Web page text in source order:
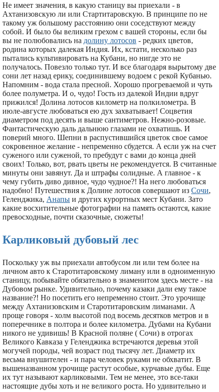
Не имеет значения, в какую станицу вы приехали - в
Ахтанизовскую ли или Стартитаровскую. В принципе по не
такому уж большому расстоянию они соседствуют между
собой. И было бы великим грехом с вашей стороны, если бы
вы не полюбовались на долину лотосов - редких цветов,
родина которых далекая Индия. Их, кстати, несколько раз
пытались культивировать на Кубани, но нигде это не
получалось. Повезло только тут. И все благодаря вырытому две
сони лет назад ерику, соединившему водоем с рекой Кубанью.
Напомним - вода стала пресной. Хорошо прогреваемой и чуть
более полуметра. И о, чудо! Гость из далекой Индии вдруг
прижился! Долина лотосов километр на полкилометра. В
июле-августе любоваться ею дух захватывает! Соцветия
диаметром под десять и выше сантиметров. Нежно-розовые.
Фантастическую даль дальнюю глазами не охватишь. И
поверий много. Шепни в распустившийся цветок свое самое
сокровенное желание - непременно сбудется. А если уж на счет
суженого или суженой, то пребудут с вами до конца дней
своих! Только, вот, рвать цветы не рекомендуется. В считанные
минуты они завянут. Да и штрафы солидные. А главное - к
чему губить диво дивное, чудо чудное?! На него любоваться
надобно! Путешествия к Долине лотосов совершают из Сочи,
Геленджика, Анапы и других курортных мест Кубани. Зато
какие восхитительные фотографии на память остаются, какие
превосходные, почти сказочные, сюжеты!
Карликовый дубовый лес
Поскольку уж вы приехали автобусом ли или тем более на
личном авто к Старотитаровскому лиману или в одноименную
станицу, побывайте обязательно в знаменитом здесь месте - на
Дубовом рынке. Удивительно, почему казаки дали ему такое
название?! Но посетить его непременно стоит. Это урочище
между Ахтанизовским и Старотитаровским лиманами. А
проще говоря - холм высотой под восемь десятков метров и в
поперечнике в полтора и более километра. Дубами на Кубани
никого не удивишь! В Красной поляне ( Сочи) в отрогах
Великого Кавказа у Геленджика встречаются деревья этой
могучей породы, чей возраст под тысячу лет. Диаметр их
весьма внушителен - и пара человек руками не обхватит. В
вышеназванном урочище растут особые, курчавые дубы. Еще
их тут называют карликовыми. Тем не менее, это все-таки
настоящие дубы хоть и не великого роста. Но удивительно и